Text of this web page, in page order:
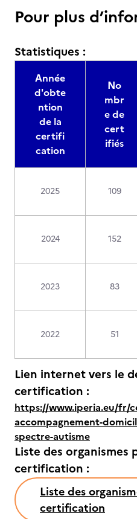
Pour plus
Statistiques :
Année
d'obte
ntion
de la
certifi
cation
No
mbr
e de
cert
ifiés
2025 109
2024 152
2023 83
2022 51
Lien internet vers le
certification :
https://www.iperia.eu/fr/
accompagnement-
spectre-autisme
Liste des organismes
certification :
Liste des
certification